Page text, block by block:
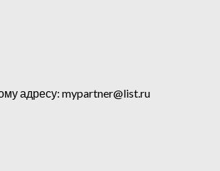
адресу: mypartner@list.ru